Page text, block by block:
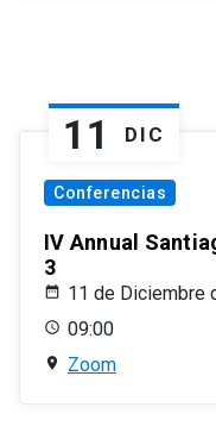
11 DIC
Conferencias
IV Annual
3
11 de Diciembre
09:00
Zoom